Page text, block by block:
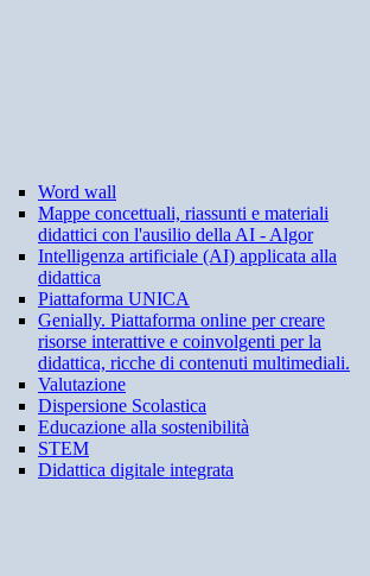
Word wall
Mappe concettuali, riassunti e materiali
didattici con l'ausilio della AI - Algor
Intelligenza artificiale (AI) applicata alla
didattica
Piattaforma UNICA
Genially. Piattaforma online per creare
risorse interattive e coinvolgenti per la
didattica, ricche di contenuti multimediali.
Valutazione
Dispersione Scolastica
Educazione alla sostenibilità
STEM
Didattica digitale integrata